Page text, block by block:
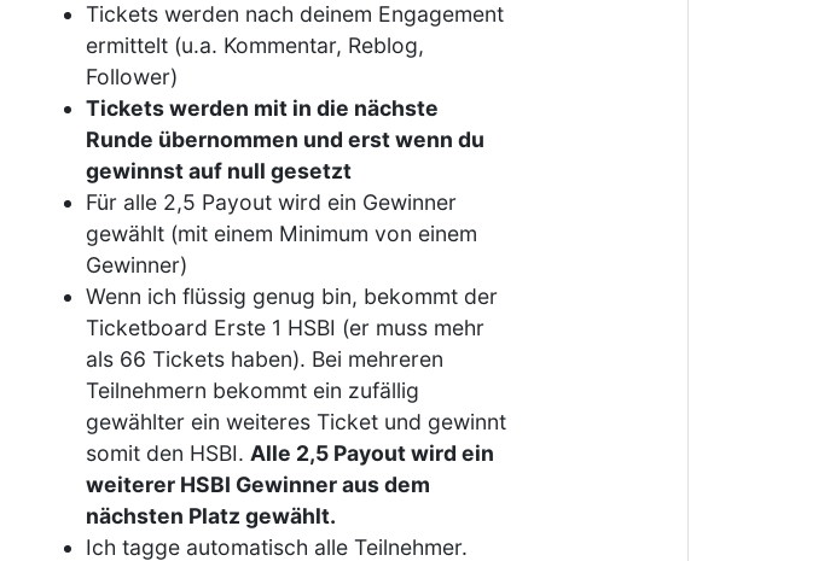
Tickets werden nach deinem Engagement
ermittelt (u.a. Kommentar, Reblog,
Follower)
Tickets werden mit in die nächste
Runde übernommen und erst wenn du
gewinnst auf null gesetzt
Für alle 2,5 Payout wird ein Gewinner
gewählt (mit einem Minimum von einem
Gewinner)
Wenn ich flüssig genug bin, bekommt der
Ticketboard Erste 1 HSBI (er muss mehr
als 66 Tickets haben). Bei mehreren
Teilnehmern bekommt ein zufällig
gewählter ein weiteres Ticket und gewinnt
somit den HSBI. Alle 2,5 Payout wird ein
weiterer HSBI Gewinner aus dem
nächsten Platz gewählt.
Ich tagge automatisch alle Teilnehmer.